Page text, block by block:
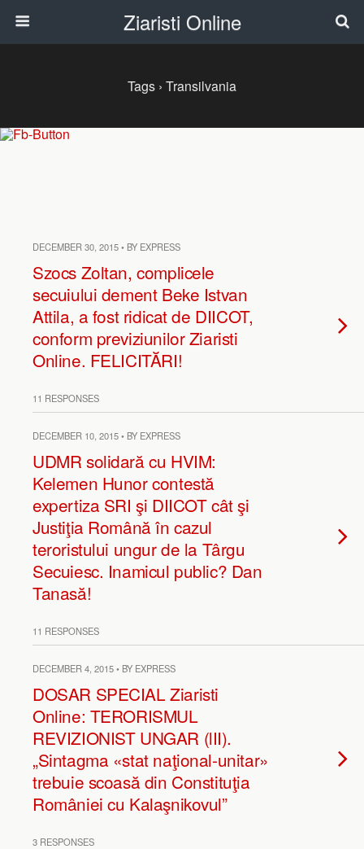
Ziaristi Online
Tags › Transilvania
DECEMBER 30, 2015 • BY EXPRESS
Szocs Zoltan, complicele
secuiului dement Beke Istvan
Attila, a fost ridicat de DIICOT,
conform previziunilor Ziaristi
Online. FELICITĂRI!
11 RESPONSES
DECEMBER 10, 2015 • BY EXPRESS
UDMR solidară cu HVIM:
Kelemen Hunor contestă
expertiza SRI şi DIICOT cât şi
Justiţia Română în cazul
teroristului ungur de la Târgu
Secuiesc. Inamicul public? Dan
Tanasă!
11 RESPONSES
DECEMBER 4, 2015 • BY EXPRESS
DOSAR SPECIAL Ziaristi
Online: TERORISMUL
REVIZIONIST UNGAR (lII).
„Sintagma «stat naţional-unitar»
trebuie scoasă din Constituţia
României cu Kalaşnikovul”
3 RESPONSES